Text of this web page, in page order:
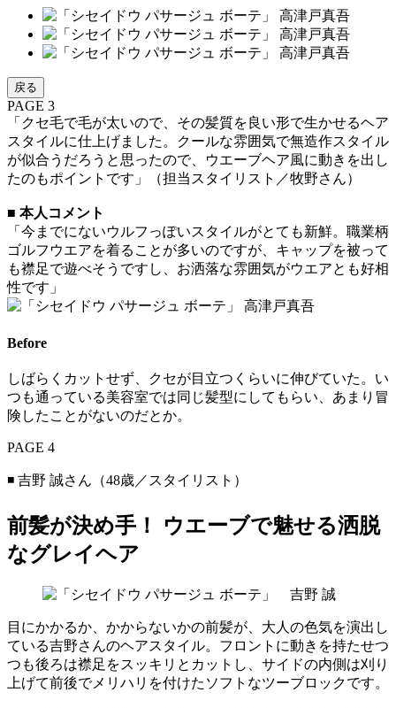
戻る
PAGE 3
「クセ毛で毛が太いので、その髪質を良い形で生かせるヘア
スタイルに仕上げました。クールな雰囲気で無造作スタイル
が似合うだろうと思ったので、ウエーブヘア風に動きを出し
たのもポイントです」（担当スタイリスト／牧野さん）
■ 本人コメント
「今までにないウルフっぽいスタイルがとても新鮮。職業柄
ゴルフウエアを着ることが多いのですが、キャップを被って
も襟足で遊べそうですし、お洒落な雰囲気がウエアとも好相
性です」
Before
しばらくカットせず、クセが目立つくらいに伸びていた。い
つも通っている美容室では同じ髪型にしてもらい、あまり冒
険したことがないのだとか。
PAGE 4
◾️ 吉野 誠さん（48歳／スタイリスト）
前髪が決め手！ ウエーブで魅せる洒脱
なグレイヘア
目にかかるか、かからないかの前髪が、大人の色気を演出し
ている吉野さんのヘアスタイル。フロントに動きを持たせつ
つも後ろは襟足をスッキリとカットし、サイドの内側は刈り
上げて前後でメリハリを付けたソフトなツーブロックです。